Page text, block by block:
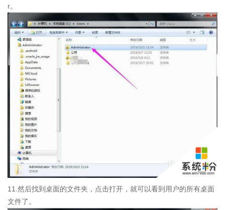
r。
11.然后找到桌面的文件夹，点击打开，就可以看到用户的所有桌面
文件了。